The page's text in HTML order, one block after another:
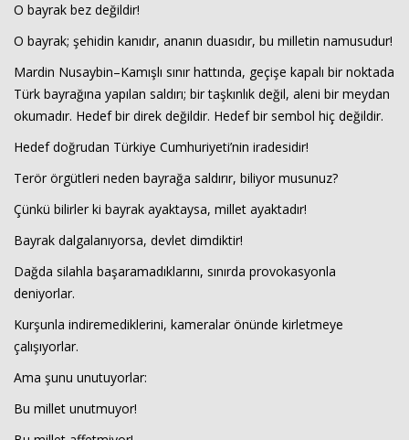
O bayrak bez değildir!
O bayrak; şehidin kanıdır, ananın duasıdır, bu milletin namusudur!
Mardin Nusaybin–Kamışlı sınır hattında, geçişe kapalı bir noktada
Türk bayrağına yapılan saldırı; bir taşkınlık değil, aleni bir meydan
okumadır. Hedef bir direk değildir. Hedef bir sembol hiç değildir.
Hedef doğrudan Türkiye Cumhuriyeti’nin iradesidir!
Terör örgütleri neden bayrağa saldırır, biliyor musunuz?
Çünkü bilirler ki bayrak ayaktaysa, millet ayaktadır!
Bayrak dalgalanıyorsa, devlet dimdiktir!
Dağda silahla başaramadıklarını, sınırda provokasyonla
deniyorlar.
Kurşunla indiremediklerini, kameralar önünde kirletmeye
çalışıyorlar.
Ama şunu unutuyorlar:
Bu millet unutmuyor!